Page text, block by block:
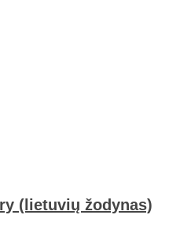
(lietuvių žodynas)